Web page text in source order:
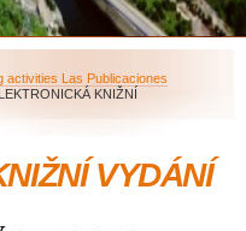
activities Las Publicaciones
KNIŽNÍ
VYDÁNÍ